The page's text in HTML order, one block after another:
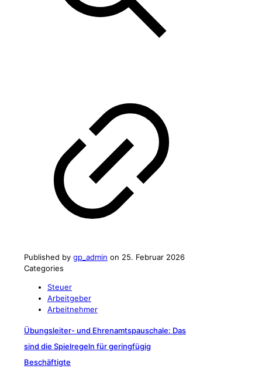
Published by gp_admin on 25. Februar 2026
Categories
Steuer
Arbeitgeber
Arbeitnehmer
Übungsleiter- und Ehrenamtspauschale: Das
sind die Spielregeln für geringfügig
Beschäftigte